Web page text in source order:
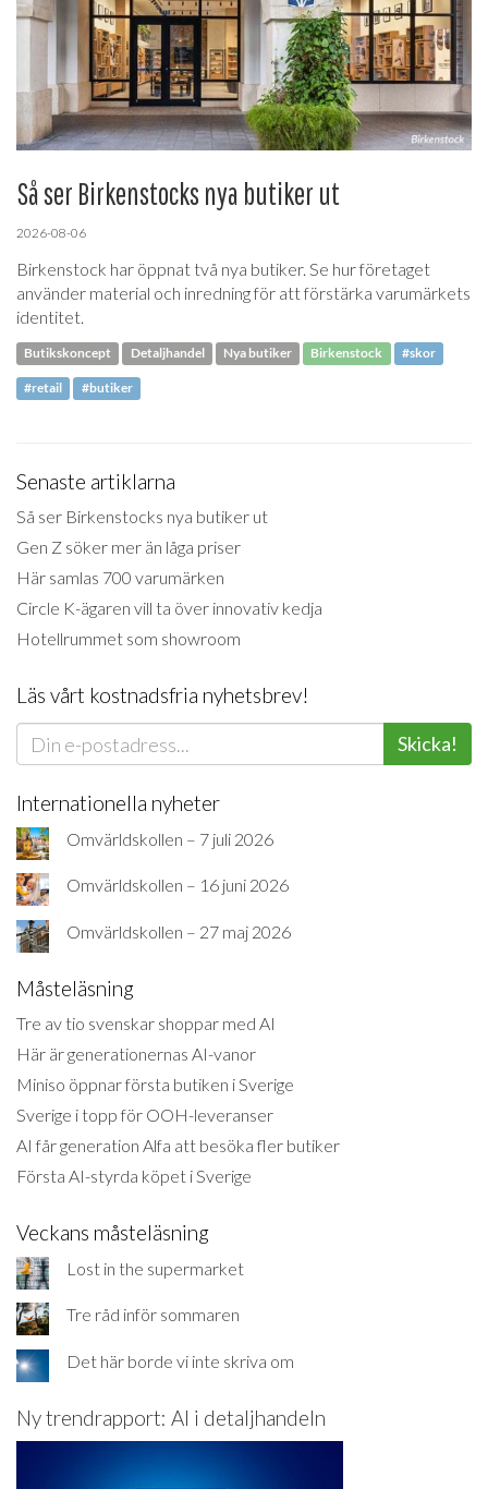
Så ser Birkenstocks nya butiker ut
2026-08-06
Birkenstock har öppnat två nya butiker. Se hur företaget
använder material och inredning för att förstärka varumärkets
identitet.
Butikskoncept Detaljhandel Nya butiker Birkenstock #skor
#retail #butiker
Senaste artiklarna
Så ser Birkenstocks nya butiker ut
Gen Z söker mer än låga priser
Här samlas 700 varumärken
Circle K-ägaren vill ta över innovativ kedja
Hotellrummet som showroom
Läs vårt kostnadsfria nyhetsbrev!
Skicka!
Internationella nyheter
Omvärldskollen – 7 juli 2026
Omvärldskollen – 16 juni 2026
Omvärldskollen – 27 maj 2026
Måsteläsning
Tre av tio svenskar shoppar med AI
Här är generationernas AI-vanor
Miniso öppnar första butiken i Sverige
Sverige i topp för OOH-leveranser
AI får generation Alfa att besöka fler butiker
Första AI-styrda köpet i Sverige
Veckans måsteläsning
Lost in the supermarket
Tre råd inför sommaren
Det här borde vi inte skriva om
Ny trendrapport: AI i detaljhandeln